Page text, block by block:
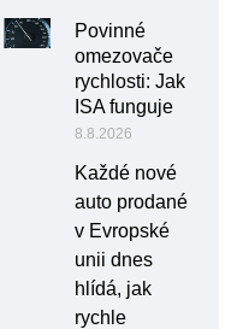
Povinné
omezovače
rychlosti: Jak
ISA funguje
8.8.2026
Každé nové
auto prodané
v Evropské
unii dnes
hlídá, jak
rychle